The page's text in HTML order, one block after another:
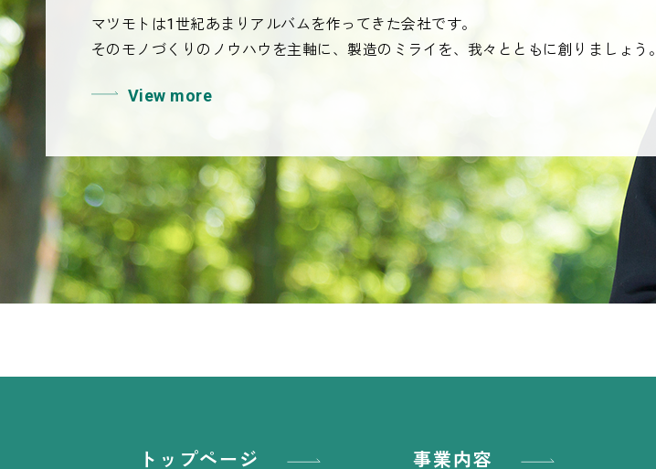
マツモトは1世紀あまりアルバムを作ってきた会社です。
そのモノづくりのノウハウを主軸に、製造のミライを、我々とともに創りましょう。
View more
トップページ 事業内容